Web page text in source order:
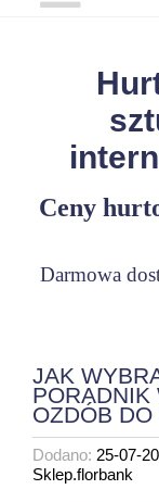
Ceny
Darmowa
JAK
PORADNIK
OZDÓB DO
Dodano: 25-07-
Sklep.florbank